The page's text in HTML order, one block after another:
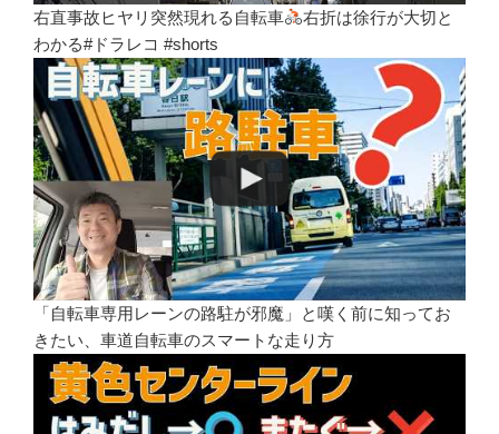
右直事故ヒヤリ突然現れる自転車
右折は徐行が大切と
わかる#ドラレコ #shorts
「自転車専用レーンの路駐が邪魔」と嘆く前に知ってお
きたい、車道自転車のスマートな走り方